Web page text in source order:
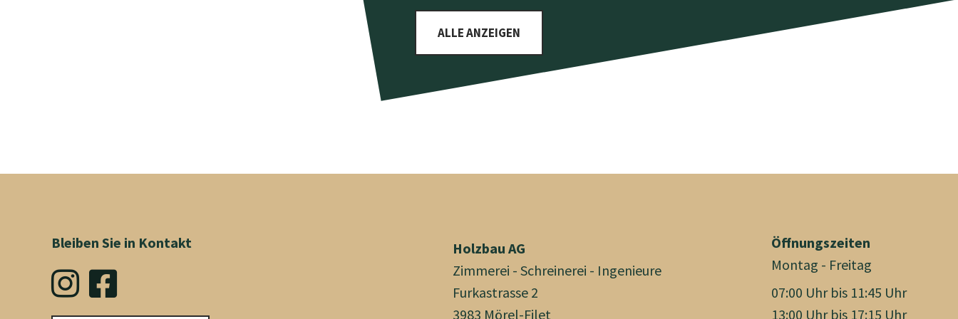
ALLE ANZEIGEN
Bleiben Sie in Kontakt
Holzbau AG
Zimmerei - Schreinerei - Ingenieure
Furkastrasse 2
3983 Mörel-Filet
Öffnungszeiten
Montag - Freitag
07:00 Uhr bis 11:45 Uhr
13:00 Uhr bis 17:15 Uhr